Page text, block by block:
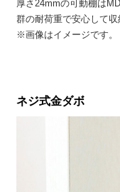
厚さ24mmの可動棚は
群の耐荷重で安心して収
※画像はイメージです。
ネジ式金ダボ